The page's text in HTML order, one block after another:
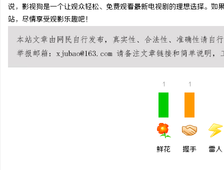
说，影视狗是一个让观众轻松、免费观看最新电视剧的理想选择。
站，尽情享受观影乐趣吧！
1
鲜花
1
握手 雷人
开店最怕“搜不到”为什